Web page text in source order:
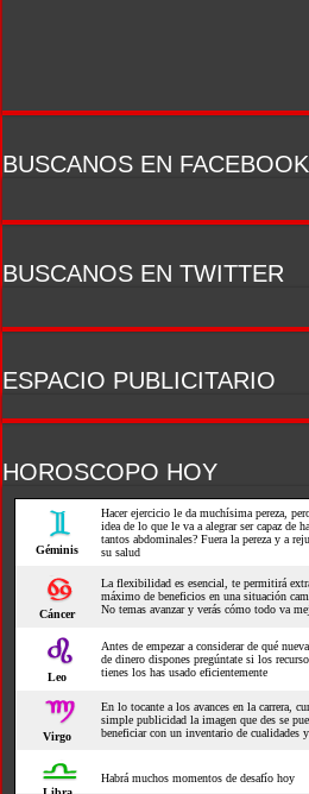
BUSCANOS EN FACEBOOK
BUSCANOS EN TWITTER
ESPACIO PUBLICITARIO
HOROSCOPO HOY